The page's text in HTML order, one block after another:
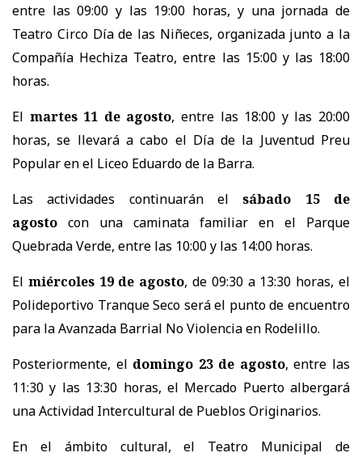
entre las 09:00 y las 19:00 horas, y una jornada de
Teatro Circo Día de las Niñeces, organizada junto a la
Compañía Hechiza Teatro, entre las 15:00 y las 18:00
horas.
El martes 11 de agosto, entre las 18:00 y las 20:00
horas, se llevará a cabo el Día de la Juventud Preu
Popular en el Liceo Eduardo de la Barra.
Las actividades continuarán el
sábado 15 de
agosto con una caminata familiar en el Parque
Quebrada Verde, entre las 10:00 y las 14:00 horas.
El miércoles 19 de agosto, de 09:30 a 13:30 horas, el
Polideportivo Tranque Seco será el punto de encuentro
para la Avanzada Barrial No Violencia en Rodelillo.
Posteriormente, el domingo 23 de agosto, entre las
11:30 y las 13:30 horas, el Mercado Puerto albergará
una Actividad Intercultural de Pueblos Originarios.
En el ámbito cultural, el Teatro Municipal de